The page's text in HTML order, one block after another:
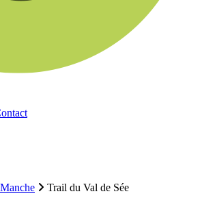
Manche
Trail du Val de Sée